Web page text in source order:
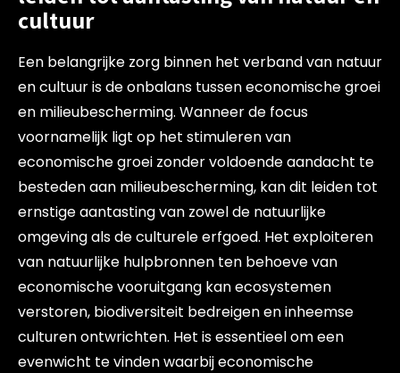
cultuur
Een belangrijke zorg binnen het verband van natuur
en cultuur is de onbalans tussen economische groei
en milieubescherming. Wanneer de focus
voornamelijk ligt op het stimuleren van
economische groei zonder voldoende aandacht te
besteden aan milieubescherming, kan dit leiden tot
ernstige aantasting van zowel de natuurlijke
omgeving als de culturele erfgoed. Het exploiteren
van natuurlijke hulpbronnen ten behoeve van
economische vooruitgang kan ecosystemen
verstoren, biodiversiteit bedreigen en inheemse
culturen ontwrichten. Het is essentieel om een
evenwicht te vinden waarbij economische